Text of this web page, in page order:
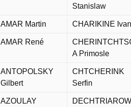
Stanislaw
AMAR Martin CHARIKINE
AMAR René
A Primosle
ANTOPOLSKY
Gilbert
CHTCHERINK
Serfin
AZOULAY